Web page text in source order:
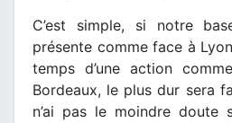
C’est simple, si notre
présente comme face à
temps d’une action
Bordeaux, le plus dur sera
n’ai pas le moindre